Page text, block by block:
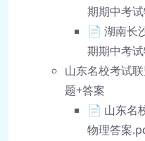
期期中考
📄 湖南长
期期中考
山东名校考试
题+答案
📄 山东名
物理答案